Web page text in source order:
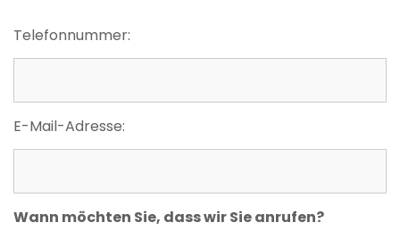
Telefonnummer:
E-Mail-Adresse:
Wann möchten Sie, dass wir Sie anrufen?